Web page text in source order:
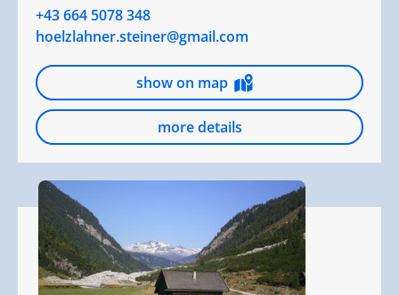
+43 664 5078 348
hoelzlahner.steiner@gmail.com
show on map
more details